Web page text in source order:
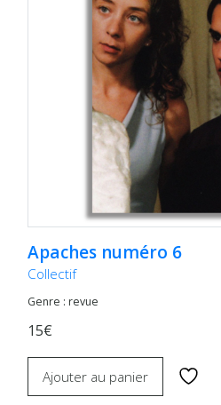
Apaches numéro 6
Collectif
Genre : revue
15€
Ajouter au panier